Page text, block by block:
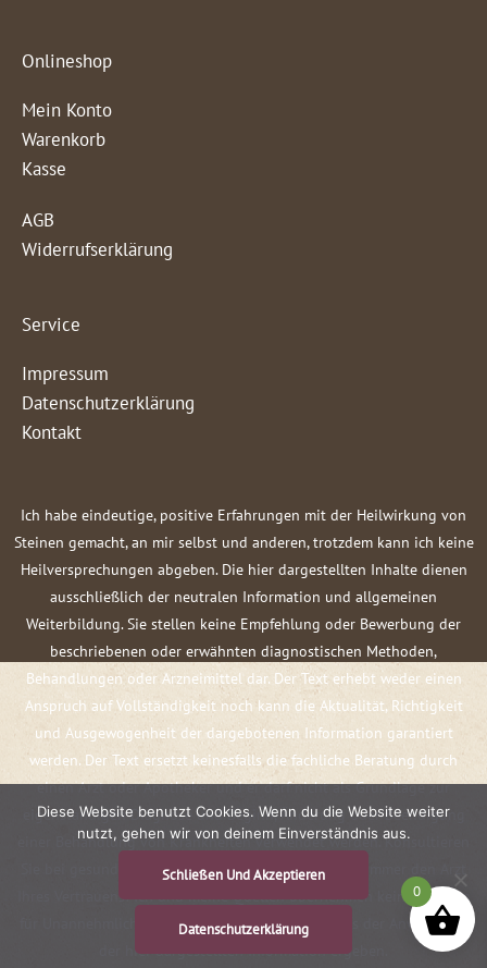
Onlineshop
Mein Konto
Warenkorb
Kasse
AGB
Widerrufserklärung
Service
Impressum
Datenschutzerklärung
Kontakt
Ich habe eindeutige, positive Erfahrungen mit der Heilwirkung von
Steinen gemacht, an mir selbst und anderen, trotzdem kann ich keine
Heilversprechungen abgeben. Die hier dargestellten Inhalte dienen
ausschließlich der neutralen Information und allgemeinen
Weiterbildung. Sie stellen keine Empfehlung oder Bewerbung der
beschriebenen oder erwähnten diagnostischen Methoden,
Behandlungen oder Arzneimittel dar. Der Text erhebt weder einen
Anspruch auf Vollständigkeit noch kann die Aktualität, Richtigkeit
und Ausgewogenheit der dargebotenen Information garantiert
werden. Der Text ersetzt keinesfalls die fachliche Beratung durch
einen Arzt oder Apotheker und er darf nicht als Grundlage zur
eigenständigen Diagnose und Beginn, Änderung oder Beendigung
einer Behandlung von Krankheiten verwendet werden. Konsultieren
Sie bei gesundheitlichen Fragen oder Beschwerden immer den Arzt
Ihres Vertrauens! Ich und meine Quellen übernehmen keine Haftung
für Unannehmlichkeiten oder Schäden, die sich aus der Anwendung
der hier dargestellten Information ergeben.
0
Diese Website benutzt Cookies. Wenn du die Website weiter
nutzt, gehen wir von deinem Einverständnis aus.
Schließen Und Akzeptieren
Datenschutzerklärung